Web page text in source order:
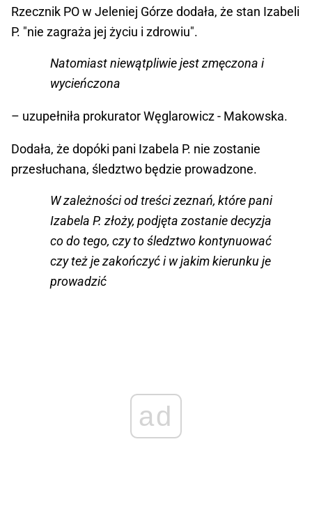
Rzecznik PO w Jeleniej Górze dodała, że stan Izabeli
P. "nie zagraża jej życiu i zdrowiu".
Natomiast niewątpliwie jest zmęczona i
wycieńczona
– uzupełniła prokurator Węglarowicz - Makowska.
Dodała, że dopóki pani Izabela P. nie zostanie
przesłuchana, śledztwo będzie prowadzone.
W zależności od treści zeznań, które pani
Izabela P. złoży, podjęta zostanie decyzja
co do tego, czy to śledztwo kontynuować
czy też je zakończyć i w jakim kierunku je
prowadzić
ad